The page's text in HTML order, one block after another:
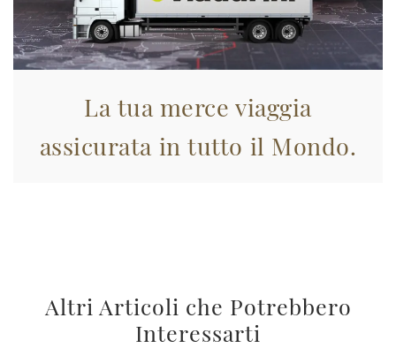
La tua merce viaggia
assicurata in tutto il Mondo.
Altri Articoli che Potrebbero
Interessarti